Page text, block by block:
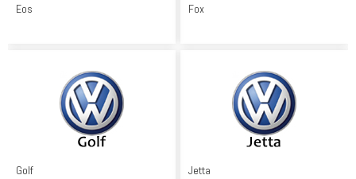
Eos Fox
Golf Jetta